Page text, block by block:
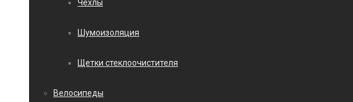
Чехлы
Шумоизоляция
Щетки стеклоочистителя
Велосипеды